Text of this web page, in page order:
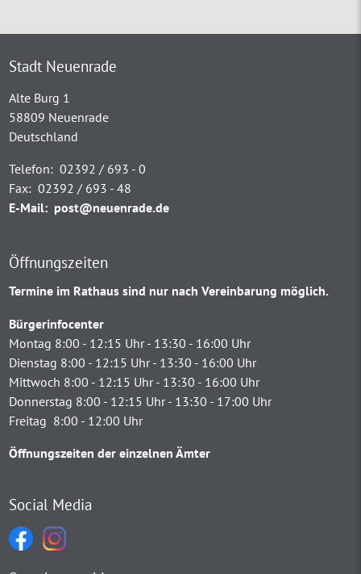
Stadt Neuenrade
Alte Burg 1
58809 Neuenrade
Deutschland
Telefon: 02392 / 693 - 0
Fax: 02392 / 693 - 48
E-Mail: post@neuenrade.de
Öffnungszeiten
Termine im Rathaus sind nur nach Vereinbarung möglich.
Bürgerinfocenter
Montag 8:00 - 12:15 Uhr - 13:30 - 16:00 Uhr
Dienstag 8:00 - 12:15 Uhr - 13:30 - 16:00 Uhr
Mittwoch 8:00 - 12:15 Uhr - 13:30 - 16:00 Uhr
Donnerstag 8:00 - 12:15 Uhr - 13:30 - 17:00 Uhr
Freitag 8:00 - 12:00 Uhr
Öffnungszeiten der einzelnen Ämter
Social Media